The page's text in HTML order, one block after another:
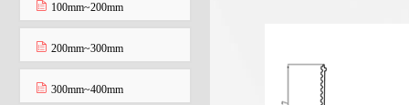
100mm~200mm
200mm~300mm
300mm~400mm